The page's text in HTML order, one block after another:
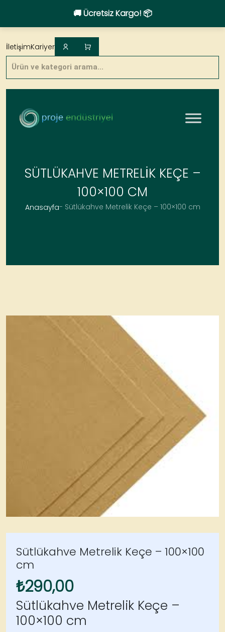
🚚 Ücretsiz Kargo! 📦
to
content
Products
search
İletişimKariyer
SÜTLÜKAHVE METRELIK KEÇE –
100×100 CM
Anasayfa- Sütlükahve Metrelik Keçe – 100×100 cm
Sütlükahve Metrelik Keçe – 100×100
cm
₺290,00
Sütlükahve Metrelik Keçe –
100×100 cm